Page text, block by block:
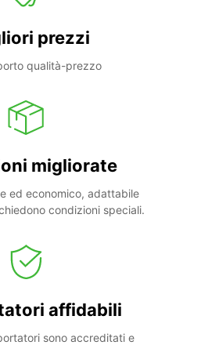
prezzi
qualità-prezzo
migliorate
ed economico, adattabile
condizioni speciali.
affidabili
sono accreditati e